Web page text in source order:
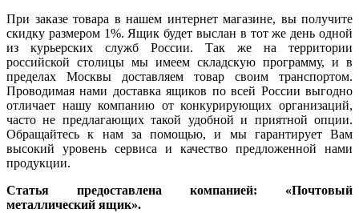
При заказе товара в нашем интернет магазине, вы получите
скидку размером 1%. Ящик будет выслан в тот же день одной
из курьерских служб России. Так же на территории
российской столицы мы имеем складскую программу, и в
пределах Москвы доставляем товар своим транспортом.
Проводимая нами доставка ящиков по всей России выгодно
отличает нашу компанию от конкурирующих организаций,
часто не предлагающих такой удобной и приятной опции.
Обращайтесь к нам за помощью, и мы гарантирует Вам
высокий уровень сервиса и качество предложенной нами
продукции.
Статья предоставлена компанией: «Почтовый
металлический ящик».